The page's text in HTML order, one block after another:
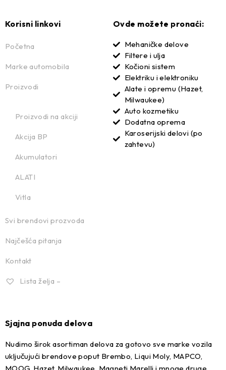
Korisni linkovi
Početna
Marke automobila
Proizvodi
Proizvodi na akciji
Akcija BP
Akumulatori
ALATI
Vitla
Svi brendovi prozvoda
Najčešća pitanja
Kontakt
Lista želja –
Ovde možete pronaći:
Mehaničke delove
Filtere i ulja
Kočioni sistem
Elektriku i elektroniku
Alate i opremu (Hazet,
Milwaukee)
Auto kozmetiku
Dodatna oprema
Karoserijski delovi (po
zahtevu)
Sjajna ponuda delova
Nudimo širok asortiman delova za gotovo sve marke vozila
uključujući brendove poput Brembo, Liqui Moly, MAPCO,